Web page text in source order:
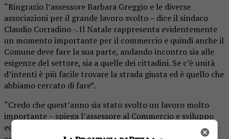
“Ringrazio l’assessore Barbara Greggio e le diverse
associazioni per il grande lavoro svolto – dice il sindaco
Claudio Corradino -. Il Natale rappresenta evidentemente
un momento importante per il commercio e quindi anche il
Comune deve fare la sua parte, andando incontro sia alle
esigenze del settore, sia a quelle dei cittadini. Se c’è unità
d’intenti è più facile trovare la strada giusta ed è quello che
abbiamo cercato di fare”.
“Credo che quest’anno sia stato svolto un lavoro molto
importante – spiega l’assessore al Commercio e sviluppo
economico Barbara Greggio -. Insieme alle Associazioni di